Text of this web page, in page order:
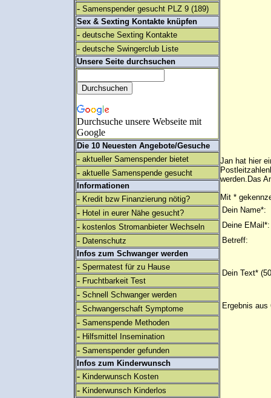
- Samenspender gesucht PLZ 9 (189)
Sex & Sexting Kontakte knüpfen
- deutsche Sexting Kontakte
- deutsche Swingerclub Liste
Unsere Seite durchsuchen
Durchsuche unsere Webseite mit
Google
Die 10 Neuesten Angebote/Gesuche
- aktueller Samenspender bietet
- aktuelle Samenspende gesucht
Informationen
- Kredit bzw Finanzierung nötig?
- Hotel in eurer Nähe gesucht?
- kostenlos Stromanbieter Wechseln
- Datenschutz
Infos zum Schwanger werden
- Spermatest für zu Hause
- Fruchtbarkeit Test
- Schnell Schwanger werden
- Schwangerschaft Symptome
- Samenspende Methoden
- Hilfsmittel Insemination
- Samenspender gefunden
Infos zum Kinderwunsch
- Kinderwunsch Kosten
- Kinderwunsch Kinderlos
Jan hat hier
werden.Das
Mit *
Dein Name*:
Deine EMail*:
Betreff:
Dein Text*
Ergebnis aus